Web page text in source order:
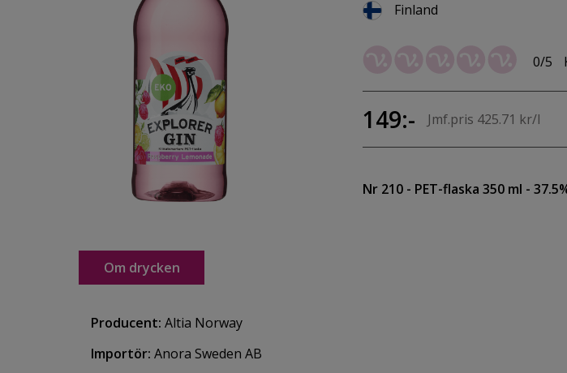
Finland
0/5
149:- Jmf.pris 425.71 kr/l
Nr 210 - PET-flaska 350 ml -
Om drycken
Producent: Altia Norway
Importör: Anora Sweden AB